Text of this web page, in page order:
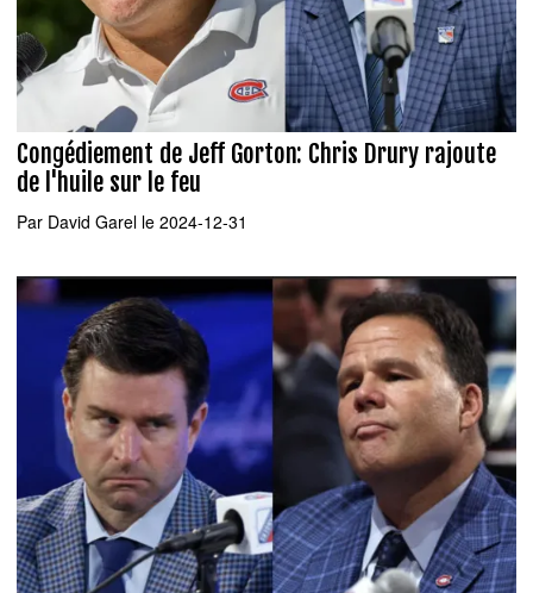
Congédiement de Jeff Gorton: Chris Drury rajoute
de l'huile sur le feu
Par David Garel le 2024-12-31